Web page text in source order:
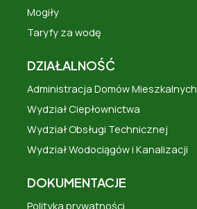
Mogiły
Taryfy za wodę
DZIAŁALNOŚĆ
Administracja Domów Mieszkalnych
Wydział Ciepłownictwa
Wydział Obsługi Technicznej
Wydział Wodociągów i Kanalizacji
DOKUMENTACJE
Polityka prywatności